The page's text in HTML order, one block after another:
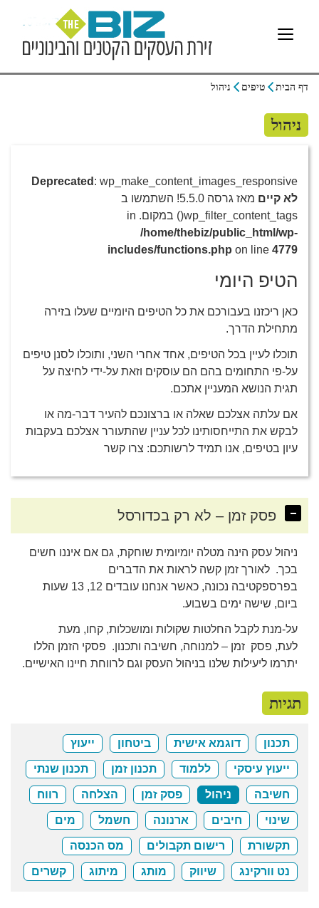
דף הבית טיפים ניהול
ניהול
Deprecated : wp_make_content_images_responsive
לא קיים
מאז גרסה 5.5.0! השתמשו ב
wp_filter_content_tags() במקום. in
/home/thebiz/public_html/wp-
includes/functions.php on line 4779
הטיפ היומי
כאן ריכזנו בעבורכם את כל הטיפים היומיים שעלו בזירה
מתחילת הדרך.
תוכלו לעיין בכל הטיפים, אחד אחרי השני, ותוכלו לסנן טיפים
על-פי התחומים בהם הם עוסקים וזאת על-ידי לחיצה על
תגית הנושא המעניין אתכם.
אם עלתה אצלכם שאלה או ברצונכם להעיר דבר-מה או
לבקש את התייחסותינו לכל עניין שהתעורר אצלכם בעקבות
עיון בטיפים, אנו תמיד לרשותכם: צרו קשר
פסק זמן – לא רק בכדורסל
ניהול עסק הינה מטלה יומיומית שוחקת, גם אם איננו חשים
בכך. לאורך זמן קשה לראות את הדברים
בפרספקטיבה נכונה, כאשר אנחנו עובדים 12, 13 שעות
ביום, שישה ימים בשבוע.
על-מנת לקבל החלטות שקולות ומושכלות, קחו, מעת
לעת, פסק זמן – למנוחה, חשיבה ותכנון. פסקי הזמן הללו
יתרמו ליעילות שלנו בניהול העסק וגם לרווחת חיינו האישיים.
תגיות
תכנון דוגמא אישית ביטחון ייעוץ
ייעוץ עיסקי ללמוד תכנון זמן תכנון שנתי
חשיבה ניהול פסק זמן הצלחה רווח
שינוי חיבים ארנונה חשמל מים
תקשורת רישום תקבולים מס הכנסה
נט וורקינג שיווק מותג מיתוג קשרים